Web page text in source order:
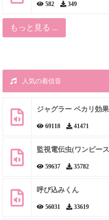
582 349
もっと見る ...
人気の着信音
ジャグラー ペカリ効
69118 41471
監視電伝虫(ワンピー
59637 35782
呼び込みくん
56031 33619